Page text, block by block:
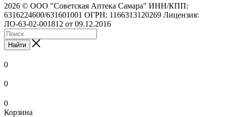
2026 © ООО "Советская Аптека Самара" ИНН/КПП:
6316224600/631601001 ОГРН: 1166313120269 Лицензия:
ЛО-63-02-001812 от 09.12.2016
Найти
0
0
0
Корзина